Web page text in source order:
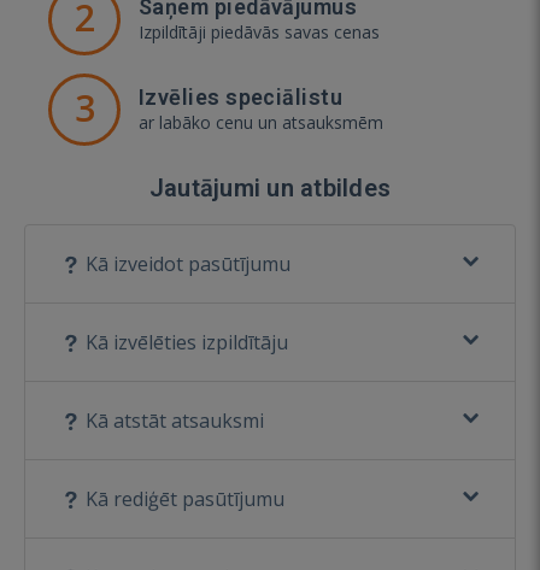
2 Saņem piedāvājumus
Izpildītāji piedāvās savas cenas
3 Izvēlies speciālistu
ar labāko cenu un atsauksmēm
Jautājumi un atbildes
Kā izveidot pasūtījumu
Kā izvēlēties izpildītāju
Kā atstāt atsauksmi
Kā rediģēt pasūtījumu